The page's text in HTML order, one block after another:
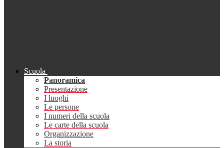
Scuola
Panoramica
Presentazione
I luoghi
Le persone
I numeri della scuola
Le carte della scuola
Organizzazione
La storia